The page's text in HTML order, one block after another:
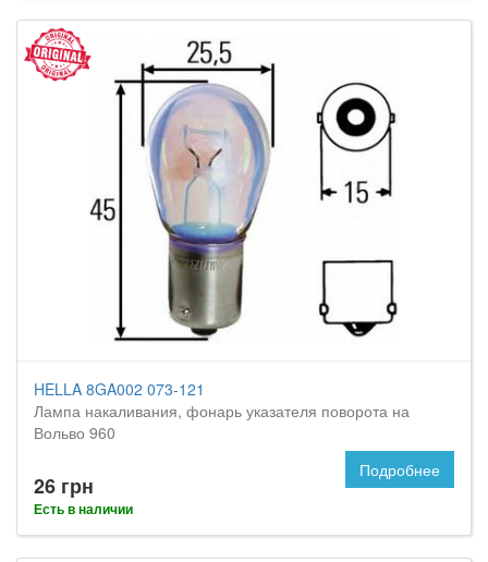
HELLA 8GA002 073-121
Лампа накаливания, фонарь указателя поворота на
Вольво 960
26 грн
Есть в наличии
Подробнее